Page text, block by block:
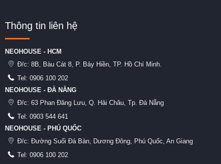
Thông tin liên hệ
NEOHOUSE - HCM
Đ/c: 8B, Bàu Cát 8, P. Bảy Hiền, TP. Hồ Chí Minh.
Tel: 0906 100 202
NEOHOUSE - ĐÀ NẴNG
Đ/c: 63 Phan Đăng Lưu, Q. Hải Châu, Tp. Đà Nẵng
Tel: 0903 544 641
NEOHOUSE - PHÚ QUỐC
Đ/c: Đường Suối Đá Bàn, Dương Đông, Phú Quốc, An Giang
Tel: 0906 100 202